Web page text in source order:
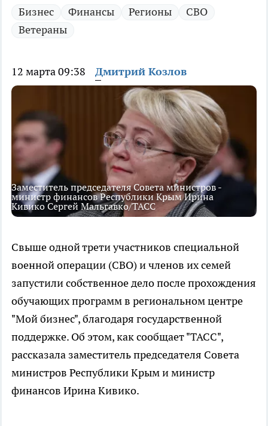
Бизнес Финансы Регионы
СВО
Ветераны
12 марта 09:38 Дмитрий Козлов
Заместитель председателя Совета министров -
министр финансов Республики Крым Ирина
Кивико Сергей Мальгавко/ТАСС
Свыше одной трети участников специальной
военной операции (СВО) и членов их семей
запустили собственное дело после прохождения
обучающих программ в региональном центре
"Мой бизнес", благодаря государственной
поддержке. Об этом, как сообщает "ТАСС",
рассказала заместитель председателя Совета
министров Республики Крым и министр
финансов Ирина Кивико.